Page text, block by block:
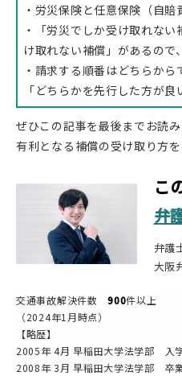
・労災保険と任意保険（自
・「労災でしか受け取れな
け取れない補償」があるので
・請求する順番はどちらか
「どちらかを先行した方が
ぜひこの記事を最後までお読
有利となる補償の受け取り方
こ
弁
弁護
大阪
交通事故解決件数900件以上
（2024年1月時点）
【略歴】
2005年 4月 早稲田大学法学部 入
2008年 3月 早稲田大学法学部 卒業